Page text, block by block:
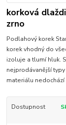
korková
zrno
Podlahový korek
korek vhodný do
izoluje a tlumí hluk.
nejprodávanější
materiálu
Dostupnost